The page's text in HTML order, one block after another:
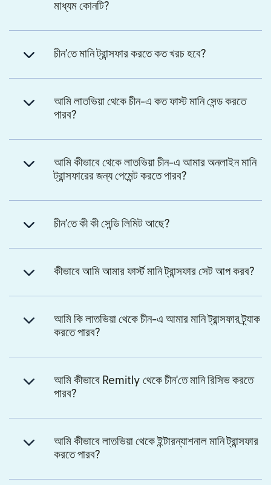
মাধ্যম কোনটি?
চীন'তে মানি ট্রান্সফার করতে কত খরচ হবে?
আমি লাতভিয়া থেকে চীন-এ কত ফাস্ট মানি সেন্ড করতে
পারব?
আমি কীভাবে থেকে লাতভিয়া চীন-এ আমার অনলাইন মানি
ট্রান্সফারের জন্য পেমেন্ট করতে পারব?
চীন'তে কী কী সেন্ডি লিমিট আছে?
কীভাবে আমি আমার ফার্স্ট মানি ট্রান্সফার সেট আপ করব?
আমি কি লাতভিয়া থেকে চীন-এ আমার মানি ট্রান্সফার ট্র্যাক
করতে পারব?
আমি কীভাবে Remitly থেকে চীন'তে মানি রিসিভ করতে
পারব?
আমি কীভাবে লাতভিয়া থেকে ইন্টারন্যাশনাল মানি ট্রান্সফার
করতে পারব?